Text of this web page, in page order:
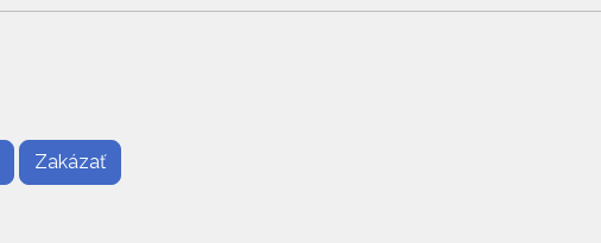
Zakázať